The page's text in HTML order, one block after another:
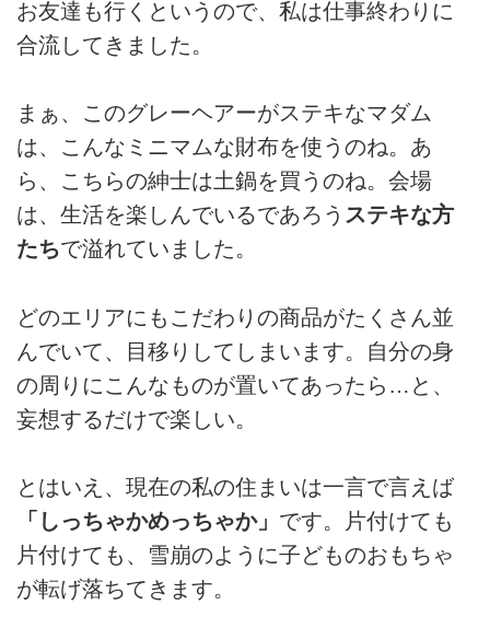
お友達も行くというので、私は仕事終わりに
合流してきました。
まぁ、このグレーヘアーがステキなマダム
は、こんなミニマムな財布を使うのね。あ
ら、こちらの紳士は土鍋を買うのね。会場
は、生活を楽しんでいるであろう ステキな方
たちで溢れていました。
どのエリアにもこだわりの商品がたくさん並
んでいて、目移りしてしまいます。自分の身
の周りにこんなものが置いてあったら…と、
妄想するだけで楽しい。
とはいえ、現在の私の住まいは一言で言えば
「しっちゃかめっちゃか」 です。片付けても
片付けても、雪崩のように子どものおもちゃ
が転げ落ちてきます。